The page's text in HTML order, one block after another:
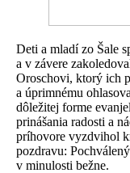
Deti a mladí zo Šale
a v závere
Oroschovi, ktorý ich
a úprimnému
dôležitej forme
prinášania radosti a
príhovore vyzdvihol
pozdravu:
v minulosti bežne.